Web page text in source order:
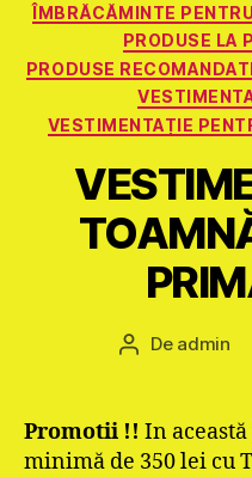
ÎMBRĂCĂMINTE
PRODUSE LA
PRODUSE
VESTIMENTAȚIE
Autor
De admin
Promotii !! In
minimă de 350 lei cu